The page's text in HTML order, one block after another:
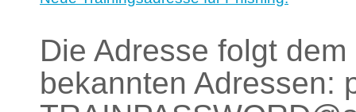
Die Adresse folgt
bekannten Adressen: